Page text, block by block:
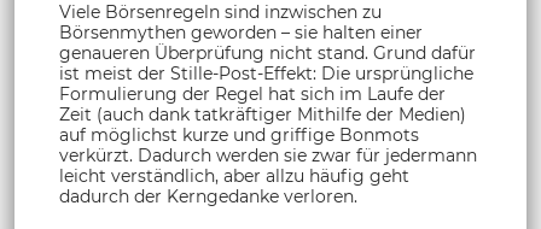
Viele Börsenregeln sind inzwischen zu
Börsenmythen geworden – sie halten einer
genaueren Überprüfung nicht stand. Grund dafür
ist meist der Stille-Post-Effekt: Die ursprüngliche
Formulierung der Regel hat sich im Laufe der
Zeit (auch dank tatkräftiger Mithilfe der Medien)
auf möglichst kurze und griffige Bonmots
verkürzt. Dadurch werden sie zwar für jedermann
leicht verständlich, aber allzu häufig geht
dadurch der Kerngedanke verloren.